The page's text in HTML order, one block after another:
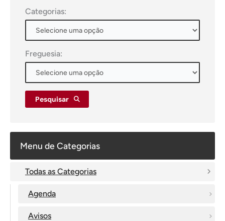
Categorias:
Freguesia:
Pesquisar
Menu de Categorias
Todas as Categorias
Agenda
Avisos